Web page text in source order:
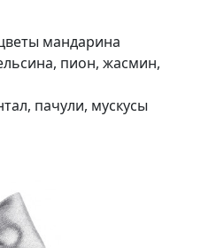
мандарина
пион, жасмин,
пачули, мускусы